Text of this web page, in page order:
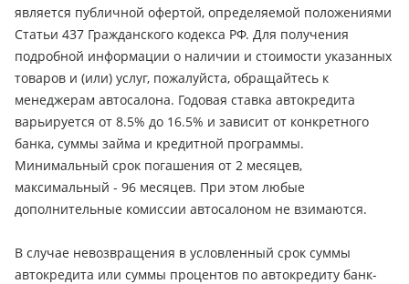
является публичной офертой, определяемой положениями
Статьи 437 Гражданского кодекса РФ. Для получения
подробной информации о наличии и стоимости указанных
товаров и (или) услуг, пожалуйста, обращайтесь к
менеджерам автосалона. Годовая ставка автокредита
варьируется от 8.5% до 16.5% и зависит от конкретного
банка, суммы займа и кредитной программы.
Минимальный срок погашения от 2 месяцев,
максимальный - 96 месяцев. При этом любые
дополнительные комиссии автосалоном не взимаются.
В случае невозвращения в условленный срок суммы
автокредита или суммы процентов по автокредиту банк-